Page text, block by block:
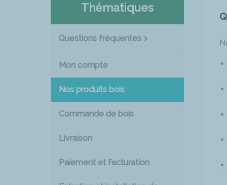
Thématiques
Questions fréquentes >
Mon compte
Nos produits bois
Commande de bois
Livraison
Paiement et facturation